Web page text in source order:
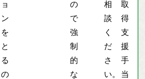
ョ
ン
を
と
る
の
の
で
強
制
的
な
相
談
く
だ
さ
い。
取
得
支
援
手
当